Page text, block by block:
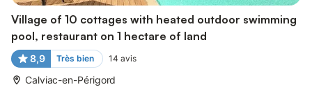
Village of 10 cottages with heated outdoor swimming
pool, restaurant on 1 hectare of land
8,9 Très bien 14 avis
Calviac-en-Périgord